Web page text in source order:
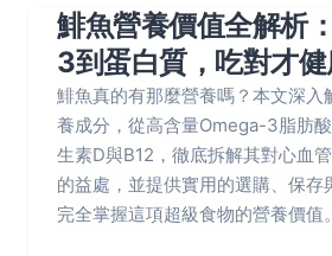
鯡魚營養價值全解析
3到蛋白質，吃對才
鯡魚真的有那麼營養嗎？本文深入
養成分，從高含量Omega-3脂肪
生素D與B12，徹底拆解其對心血
的益處，並提供實用的選購、保存
完全掌握這項超級食物的營養價值。